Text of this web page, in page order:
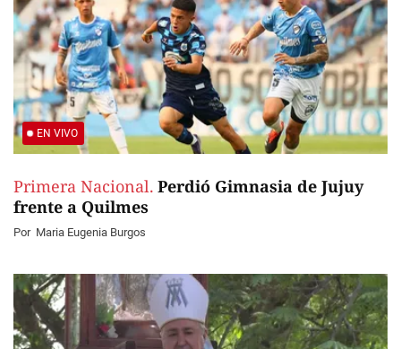
EN VIVO
Primera Nacional. Perdió Gimnasia de Jujuy
frente a Quilmes
Por Maria Eugenia Burgos